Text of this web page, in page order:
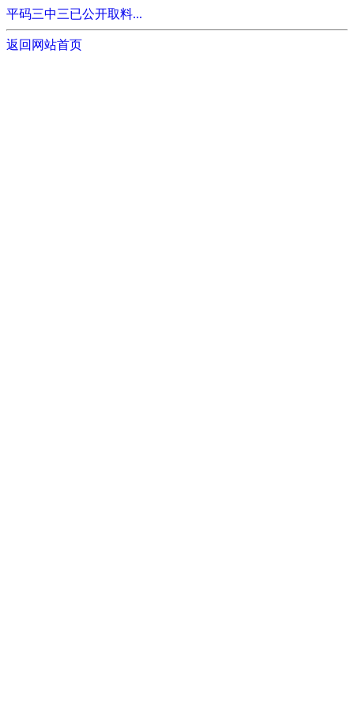
平码三中三已公开取料...
返回网站首页